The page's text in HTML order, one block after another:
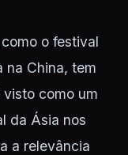
o festival
na China, tem
visto como um
da Ásia nos
a relevância